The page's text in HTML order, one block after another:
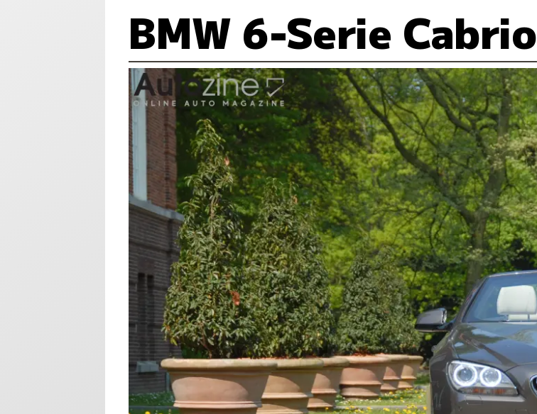
BMW 6-Serie Cabrio